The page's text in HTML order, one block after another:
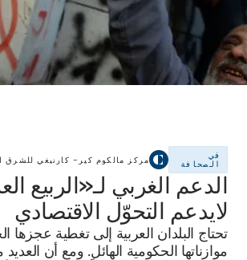
في
الصحافة
مركز مالكوم كير– كارنيغي للشرق
الدعم الغربي لـ«الربيع
لايدعم التحوّل الاقتصادي
تحتاج البلدان العربية إلى تغطية عجزها
موازناتها الحكومية الهائل. ومع أن العديد